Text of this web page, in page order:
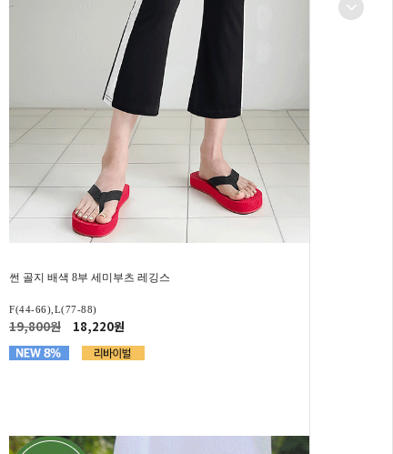
썬 골지 배색 8부 세미부츠 레깅스
F(44-66),L(77-88)
19,800원 18,220원